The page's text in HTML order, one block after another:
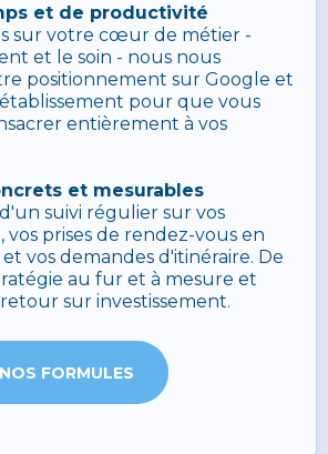
et de productivité
sur votre cœur de métier -
et le soin - nous nous
positionnement sur Google et
pour que vous
entièrement à vos
et mesurables
suivi régulier sur vos
vos prises de rendez-vous en
et vos demandes d'itinéraire. De
au fur et à mesure et
sur investissement.
FORMULES